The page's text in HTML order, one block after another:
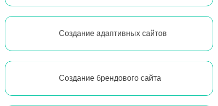
Создание адаптивных сайтов
Создание брендового сайта